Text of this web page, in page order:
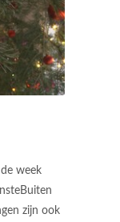
de week
zijn ook